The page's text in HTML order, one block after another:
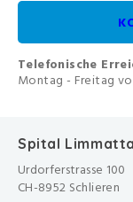
Telefonische
Montag - Freitag
Spital
Urdorferstrasse 100
CH-8952 Schlieren